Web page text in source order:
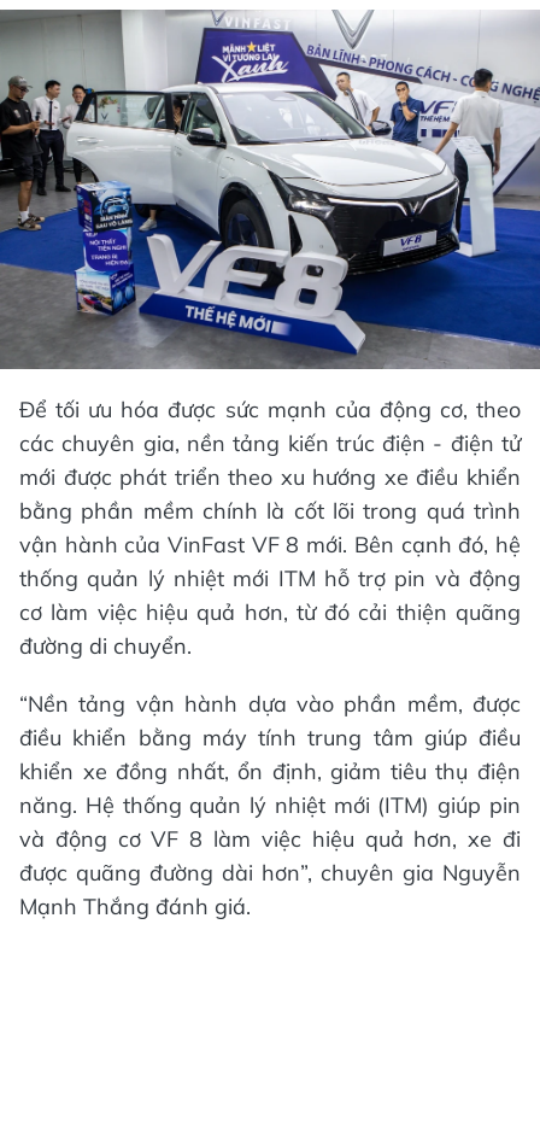
Để tối ưu hóa được sức mạnh của động cơ, theo
các chuyên gia, nền tảng kiến trúc điện - điện tử
mới được phát triển theo xu hướng xe điều khiển
bằng phần mềm chính là cốt lõi trong quá trình
vận hành của VinFast VF 8 mới. Bên cạnh đó, hệ
thống quản lý nhiệt mới ITM hỗ trợ pin và động
cơ làm việc hiệu quả hơn, từ đó cải thiện quãng
đường di chuyển.
“Nền tảng vận hành dựa vào phần mềm, được
điều khiển bằng máy tính trung tâm giúp điều
khiển xe đồng nhất, ổn định, giảm tiêu thụ điện
năng. Hệ thống quản lý nhiệt mới (ITM) giúp pin
và động cơ VF 8 làm việc hiệu quả hơn, xe đi
được quãng đường dài hơn”, chuyên gia Nguyễn
Mạnh Thắng đánh giá.